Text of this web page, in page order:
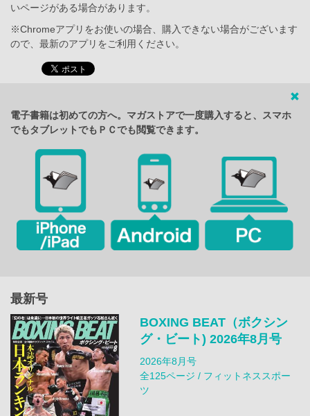
いページがある場合があります。
※Chromeアプリをお使いの場合、購入できない場合がございます
ので、最新のアプリをご利用ください。
電子書籍は初めての方へ。マガストアで一度購入すると、スマホ
でもタブレットでもＰＣでも閲覧できます。
最新号
BOXING BEAT（ボクシン
グ・ビート) 2026年8月号
2026年8月号
全125ページ / フィットネススポー
ツ